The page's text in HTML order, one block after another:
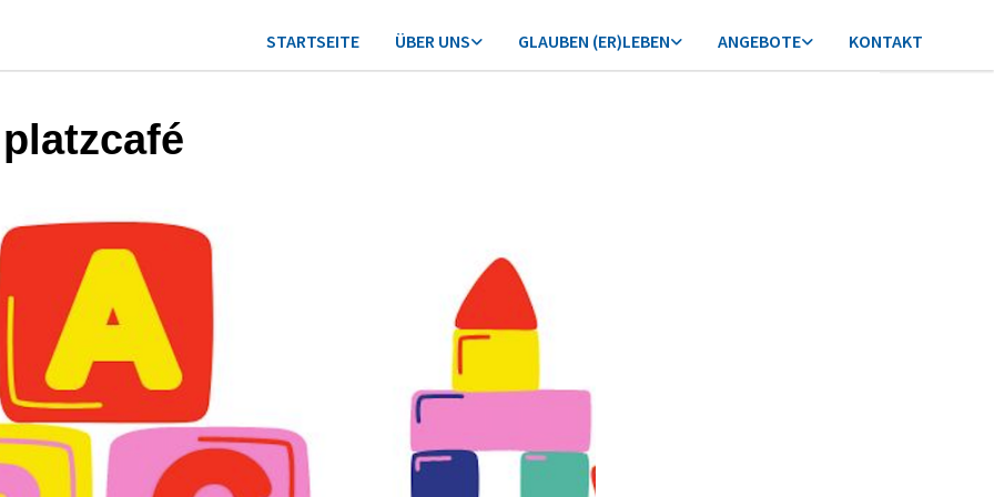
STARTSEITE ÜBER UNS GLAUBEN (ER)LEBEN ANGEBOTE KONTAKT